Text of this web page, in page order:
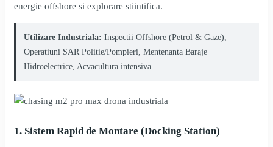
energie offshore si explorare stiintifica.
Utilizare Industriala: Inspectii Offshore (Petrol & Gaze),
Operatiuni SAR Politie/Pompieri, Mentenanta Baraje
Hidroelectrice, Acvacultura intensiva.
1. Sistem Rapid de Montare (Docking Station)